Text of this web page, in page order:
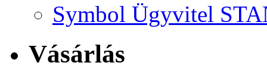
Symbol Ügyvitel
Vásárlás